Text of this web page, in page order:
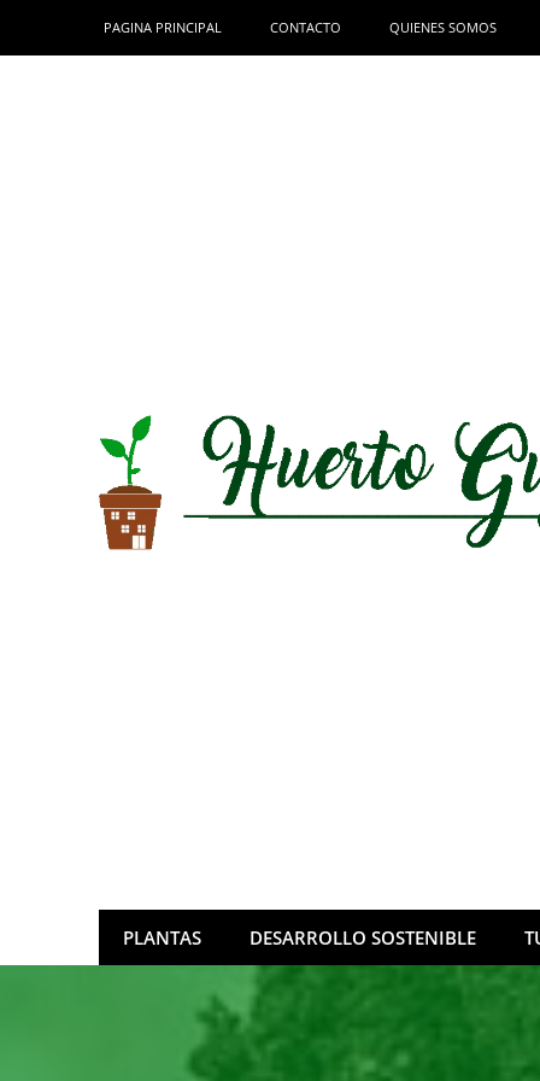
PAGINA PRINCIPAL CONTACTO QUIENES SOMOS
PLANTAS DESARROLLO SOSTENIBLE